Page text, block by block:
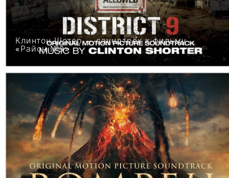
Клинтон Шотер — саундтрек к фильму
«Район №9»